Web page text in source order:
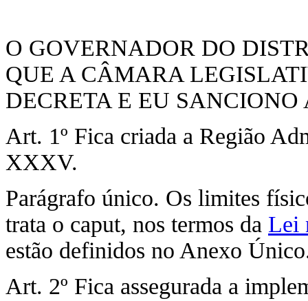
O GOVERNADOR DO
QUE A CÂMARA
DECRETA E EU
Art. 1º Fica criada a Região
XXXV.
Parágrafo único. Os limites
trata o caput, nos termos da Lei
estão definidos no Anexo
Art. 2º Fica assegurada a